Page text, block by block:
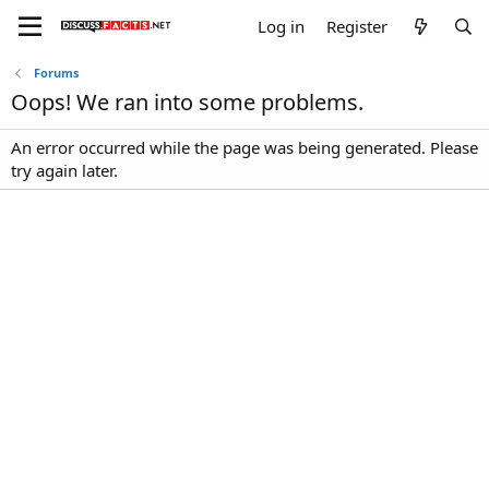
Log in Register
Forums
Oops! We ran into some problems.
An error occurred while the page was being generated. Please
try again later.